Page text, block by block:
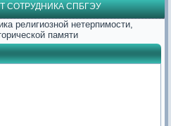
СОТРУДНИКА СПБГЭУ
религиозной нетерпимости,
памяти